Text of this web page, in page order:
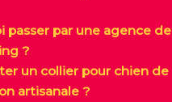
passer par une agence de
?
un collier pour chien de
artisanale ?